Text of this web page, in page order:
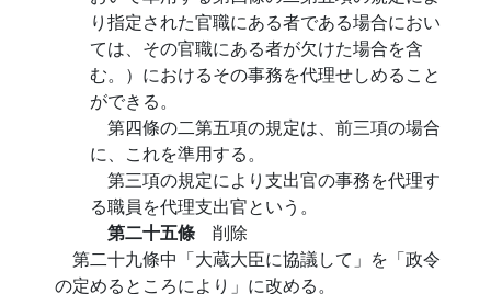
り指定された官職にある者である場合におい
ては、その官職にある者が欠けた場合を含
む。）におけるその事務を代理せしめること
ができる。
第四條の二第五項の規定は、前三項の場合
に、これを準用する。
第三項の規定により支出官の事務を代理す
る職員を代理支出官という。
第二十五條 削除
第二十九條中「大蔵大臣に協議して」を「政令
の定めるところにより」に改める。